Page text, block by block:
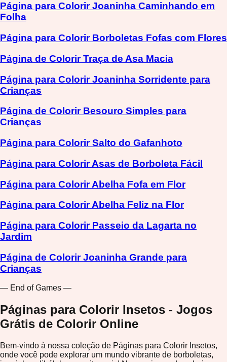
Página para Colorir Joaninha Caminhando em
Folha
Página para Colorir Borboletas Fofas com Flores
Página de Colorir Traça de Asa Macia
Página para Colorir Joaninha Sorridente para
Crianças
Página de Colorir Besouro Simples para
Crianças
Página para Colorir Salto do Gafanhoto
Página para Colorir Asas de Borboleta Fácil
Página para Colorir Abelha Fofa em Flor
Página para Colorir Abelha Feliz na Flor
Página para Colorir Passeio da Lagarta no
Jardim
Página de Colorir Joaninha Grande para
Crianças
— End of Games —
Páginas para Colorir Insetos - Jogos
Grátis de Colorir Online
Bem-vindo à nossa coleção de Páginas para Colorir Insetos,
onde você pode explorar um mundo vibrante de borboletas,